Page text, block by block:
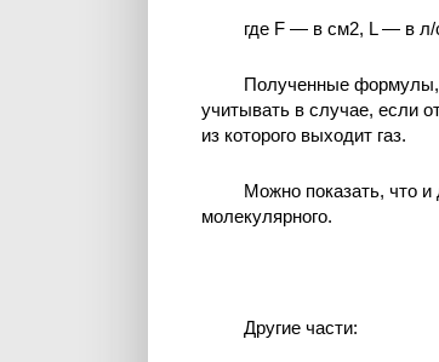
где F — в см2, L — в л/
Полученные формулы,
учитывать в случае, если
из которого выходит газ.
Можно показать, что и
молекулярного.
Другие части: